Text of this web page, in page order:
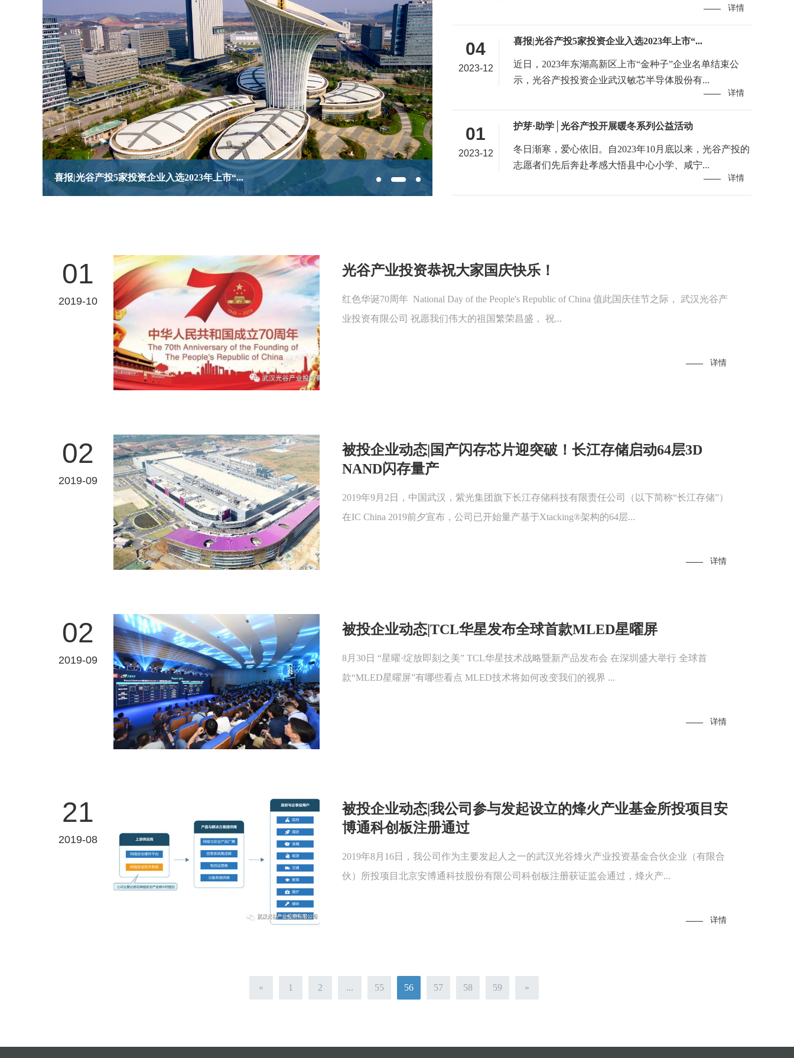
护芽·助学│光谷产投开展暖冬系列公益活动
详情
04
2023-12
喜报|光谷产投5家投资企业入选2023年上市“...
近日，2023年东湖高新区上市“金种子”企业名单结束公
示，光谷产投投资企业武汉敏芯半导体股份有...
详情
01
2023-12
护芽·助学│光谷产投开展暖冬系列公益活动
冬日渐寒，爱心依旧。自2023年10月底以来，光谷产投的
志愿者们先后奔赴孝感大悟县中心小学、咸宁...
详情
01
2019-10
光谷产业投资恭祝大家国庆快乐！
红色华诞70周年 National Day of the People's Republic of China 值此国庆佳节之际， 武汉光谷产
业投资有限公司 祝愿我们伟大的祖国繁荣昌盛， 祝...
详情
02
2019-09
被投企业动态|国产闪存芯片迎突破！长江存储启动64层3D
NAND闪存量产
2019年9月2日，中国武汉，紫光集团旗下长江存储科技有限责任公司（以下简称“长江存储”）
在IC China 2019前夕宣布，公司已开始量产基于Xtacking®架构的64层...
详情
02
2019-09
被投企业动态|TCL华星发布全球首款MLED星曜屏
8月30日 “星曜·绽放即刻之美” TCL华星技术战略暨新产品发布会 在深圳盛大举行 全球首
款“MLED星曜屏”有哪些看点 MLED技术将如何改变我们的视界 ...
详情
21
2019-08
被投企业动态|我公司参与发起设立的烽火产业基金所投项目安
博通科创板注册通过
2019年8月16日，我公司作为主要发起人之一的武汉光谷烽火产业投资基金合伙企业（有限合
伙）所投项目北京安博通科技股份有限公司科创板注册获证监会通过，烽火产...
详情
« 1 2 ... 55 56 57 58 59 »